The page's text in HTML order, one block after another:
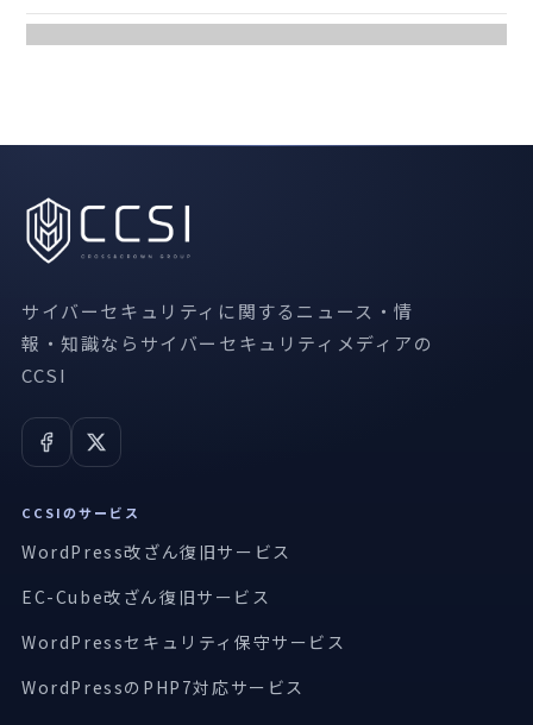
サイバーセキュリティに関するニュース・情
報・知識ならサイバーセキュリティメディアの
CCSI
CCSIのサービス
WordPress改ざん復旧サービス
EC-Cube改ざん復旧サービス
WordPressセキュリティ保守サービス
WordPressのPHP7対応サービス